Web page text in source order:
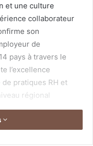
et une culture
collaborateur
son
de
pays à travers le
l’excellence
pratiques RH et
régional